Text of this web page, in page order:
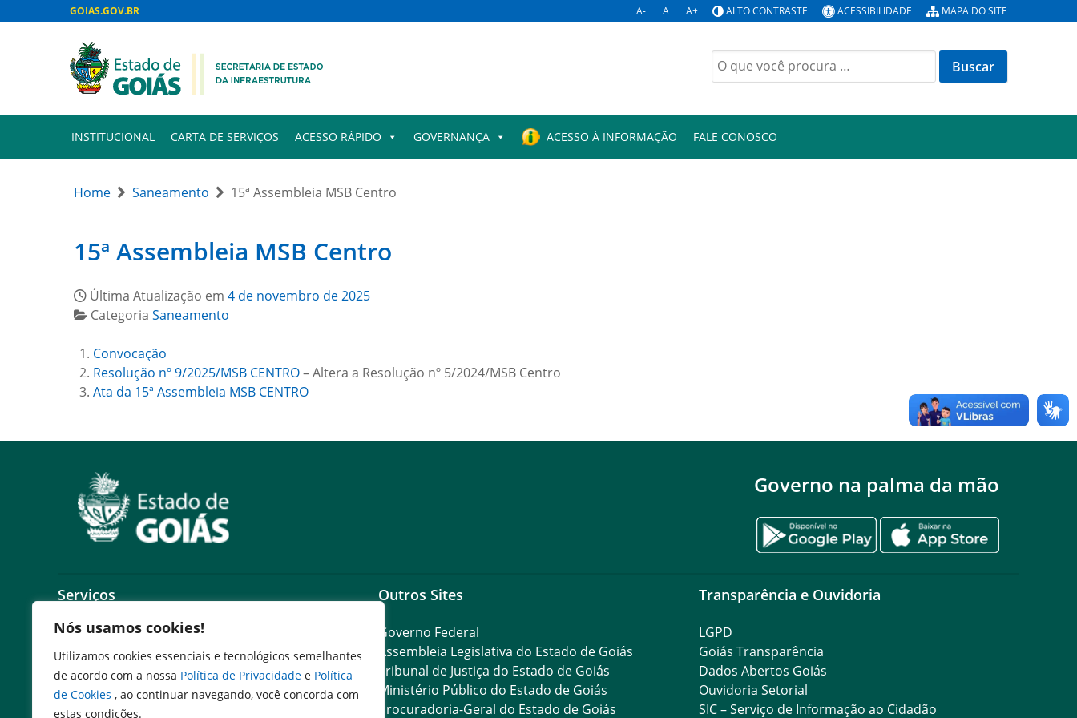
Nós usamos cookies!
Utilizamos cookies essenciais e tecnológicos semelhantes
de acordo com a nossa Política de Privacidade e Política
de Cookies , ao continuar navegando, você concorda com
estas condições.
GOIAS.GOV.BR A- A A+ ALTO CONTRASTE ACESSIBILIDADE MAPA DO SITE
Buscar
por:
INSTITUCIONAL CARTA DE SERVIÇOS ACESSO RÁPIDO GOVERNANÇA ACESSO À INFORMAÇÃO FALE CONOSCO
Home Saneamento 15ª Assembleia MSB Centro
15ª Assembleia MSB Centro
Última Atualização em 4 de novembro de 2025
Categoria Saneamento
Convocação
Resolução nº 9/2025/MSB CENTRO– Altera a Resolução nº 5/2024/MSB Centro
Ata da 15ª Assembleia MSB CENTRO
Governo na palma da mão
Serviços
Expresso Goiás
Expresso Aplicações
Expresso Servidor
SEI Governadoria
Cadastro de Autoridades
Outros Sites
Governo Federal
Assembleia Legislativa do Estado de Goiás
Tribunal de Justiça do Estado de Goiás
Ministério Público do Estado de Goiás
Procuradoria-Geral do Estado de Goiás
Transparência e Ouvidoria
LGPD
Goiás Transparência
Dados Abertos Goiás
Ouvidoria Setorial
SIC – Serviço de Informação ao Cidadão